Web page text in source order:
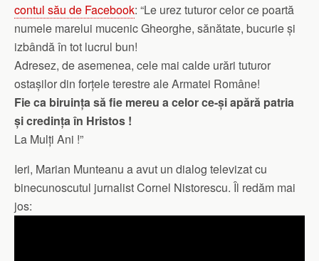
contul său de Facebook: “Le urez tuturor celor ce poartă
numele marelui mucenic Gheorghe, sănătate, bucurie și
izbândă în tot lucrul bun!
Adresez, de asemenea, cele mai calde urări tuturor
ostașilor din forțele terestre ale Armatei Române!
Fie ca biruința să fie mereu a celor ce-și apără patria
și credința în Hristos !
La Mulți Ani !”
Ieri, Marian Munteanu a avut un dialog televizat cu
binecunoscutul jurnalist Cornel Nistorescu. Îl redăm mai
jos: